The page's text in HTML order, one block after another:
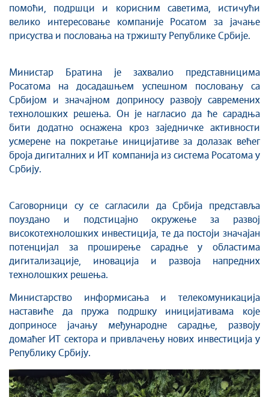
помоћи, подршци и корисним саветима, истичући
велико интересовање компаније Росатом за јачање
присуства и пословања на тржишту Републике Србије.
Министар Братина је захвалио представницима
Росатома на досадашњем успешном пословању са
Србијом и значајном доприносу развоју савремених
технолошких решења. Он је нагласио да ће сарадња
бити додатно оснажена кроз заједничке активности
усмерене на покретање иницијативе за долазак већег
броја дигиталних и ИТ компанија из система Росатома у
Србију.
Саговорници су се сагласили да Србија представља
поуздано и подстицајно окружење за развој
високотехнолошких инвестиција, те да постоји значајан
потенцијал за проширење сарадње у областима
дигитализације, иновација и развоја напредних
технолошких решења.
Министарство информисања и телекомуникација
наставиће да пружа подршку иницијативама које
доприносе јачању међународне сарадње, развоју
домаћег ИТ сектора и привлачењу нових инвестиција у
Републику Србију.